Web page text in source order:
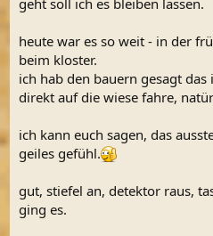
heute war es so weit - in der
beim kloster.
ich hab den bauern gesagt
direkt auf die wiese fahre,
ich kann euch sagen, das
geiles gefühl.
gut, stiefel an, detektor raus,
ging es.